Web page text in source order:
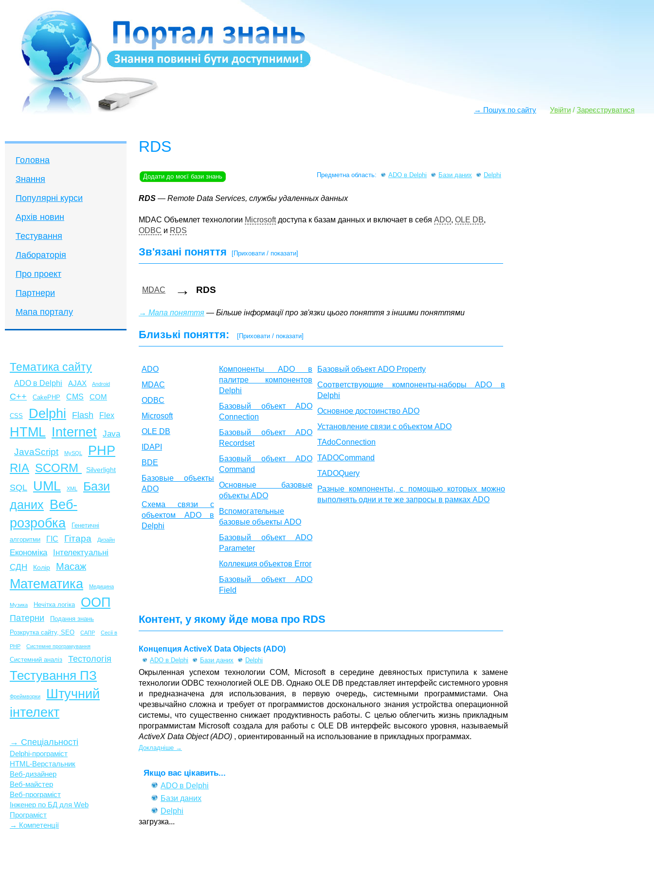
→ Пошук по сайту Увійти / Зареєструватися
Головна
Знання
Популярні курси
Архів новин
Тестування
Лабораторія
Про проект
Партнери
Мапа порталу
Тематика сайту
ADO в Delphi AJAX Android
C++ CakePHP CMS COM
CSS Delphi Flash Flex
HTML Internet Java
JavaScript MySQL PHP
RIA SCORM Silverlight
SQL UML XML
Бази
даних Веб-
розробка
Генетичні
алгоритми
ГІС Гітара Дизайн
Економіка
Інтелектуальні
СДН
Колір Масаж
Математика Медицина
Музика Нечітка логіка ООП
Патерни
Подання знань
Розкрутка сайту, SEO
САПР Сесії в
PHP Системне програмування
Системний аналіз Тестологія
Тестування ПЗ
Фреймворки
Штучний
інтелект
→ Спеціальності
Delphi-програміст
HTML-Верстальник
Веб-дизайнер
Веб-майстер
Веб-програміст
Інженер по БД для Web
Програміст
→ Компетенції
RDS
Додати до моєї бази знань Предметна область: ADO в Delphi Бази даних Delphi
RDS — Remote Data Services, службы удаленных данных
MDAC Объемлет технологии Microsoftдоступа к базам данных и включает в себя ADO, OLE DB,
ODBC и RDS
Зв'язані поняття [Приховати / показати]
MDAC → RDS
→ Мапа поняття — Більше інформації про зв'язки цього поняття з іншими поняттями
Близькі поняття: [Приховати / показати]
ADO
MDAC
ODBC
Microsoft
OLE DB
IDAPI
BDE
Базовые объекты
ADO
Схема связи с
объектом ADO в
Delphi
Компоненты ADO в
палитре компонентов
Delphi
Базовый объект ADO
Connection
Базовый объект ADO
Recordset
Базовый объект ADO
Command
Основные базовые
объекты ADO
Вспомогательные
базовые объекты ADO
Базовый объект ADO
Parameter
Коллекция объектов Error
Базовый объект ADO
Field
Базовый объект ADO Property
Соответствующие компоненты-наборы ADO в
Delphi
Основное достоинство ADO
Установление связи с объектом ADO
TAdoConnection
TADOCommand
TADOQuery
Разные компоненты, с помощью которых можно
выполнять одни и те же запросы в рамках ADO
Контент, у якому йде мова про RDS
Концепция ActiveX Data Objects (ADO)
ADO в Delphi Бази даних Delphi
Окрыленная успехом технологии COM, Microsoft в середине девяностых приступила к замене
технологии ODBC технологией OLE DB. Однако OLE DB представляет интерфейс системного уровня
и предназначена для использования, в первую очередь, системными программистами. Она
чрезвычайно сложна и требует от программистов досконального знания устройства операционной
системы, что существенно снижает продуктивность работы. С целью облегчить жизнь прикладным
программистам Microsoft создала для работы с OLE DB интерфейс высокого уровня, называемый
ActiveX Data Object (ADO) , ориентированный на использование в прикладных программах.
Докладніше →
Якщо вас цікавить...
ADO в Delphi
Бази даних
Delphi
загрузка...